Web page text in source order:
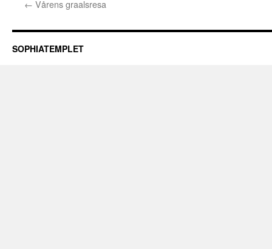
← Vårens graalsresa
SOPHIATEMPLET